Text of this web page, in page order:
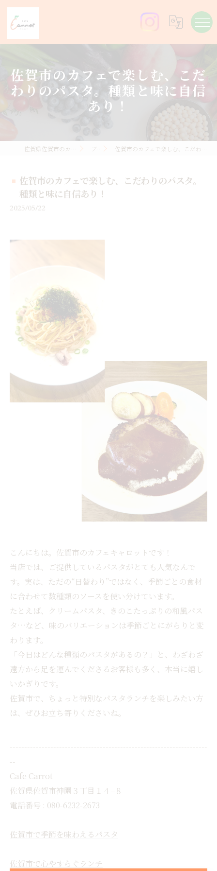
佐賀市のカフェで楽しむ、こだ
わりのパスタ。種類と味に自信
あり！
佐賀県佐賀市のカフェならCafe Carrot ブログ 佐賀市のカフェで楽しむ、こだわりのパスタ。種類と味に自信あり！
佐賀市のカフェで楽しむ、こだわりのパスタ。
種類と味に自信あり！
2025/05/22
こんにちは。佐賀市のカフェキャロットです！
当店では、ご提供しているパスタがとても人気なんで
す。実は、ただの“日替わり”ではなく、季節ごとの食材
に合わせて数種類のソースを使い分けています。
たとえば、クリームパスタ、きのこたっぷりの和風パス
タ…など、味のバリエーションは季節ごとにがらりと変
わります。
「今日はどんな種類のパスタがあるの？」と、わざわざ
遠方から足を運んでくださるお客様も多く、本当に嬉し
いかぎりです。
佐賀市で、ちょっと特別なパスタランチを楽しみたい方
は、ぜひお立ち寄りくださいね。
--------------------------------------------------------------------
--
Cafe Carrot
佐賀県佐賀市神園３丁目１４−８
電話番号 : 080-6232-2673
佐賀市で季節を味わえるパスタ
佐賀市で心やすらぐランチ